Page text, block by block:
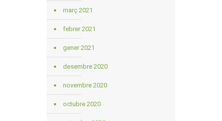
març 2021
febrer 2021
gener 2021
desembre 2020
novembre 2020
octubre 2020